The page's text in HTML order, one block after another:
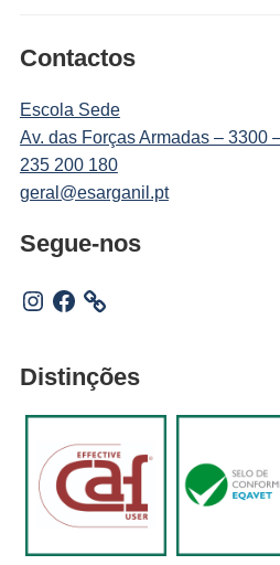
Contactos
Escola Sede
Av. das Forças Armadas – 3300
235 200 180
geral@esarganil.pt
Segue-nos
Instagram
Facebook
Distinções